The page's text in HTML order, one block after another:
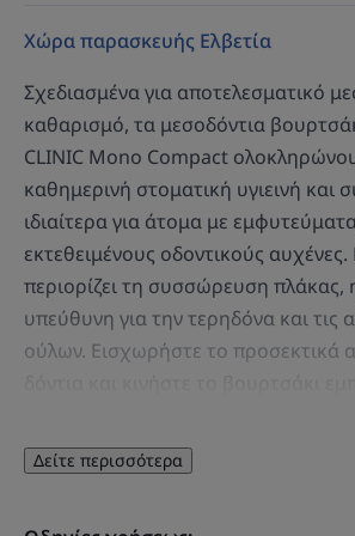
Χώρα παρασκευής Ελβετία
Σχεδιασμένα για αποτελεσματικό
καθαρισμό, τα μεσοδόντια
CLINIC Mono Compact
καθημερινή στοματική υγιεινή και
ιδιαίτερα για άτομα με
εκτεθειμένους οδοντικούς
περιορίζει τη συσσώρευση πλάκας,
υπεύθυνη για την τερηδόνα και τις
ούλων. Εισχωρήστε το προσεκτικά
καθώς έρχεται σε αντίθεση με το
δοντιών, ενώ παράλληλα κάνει
Δείτε περισσότερα